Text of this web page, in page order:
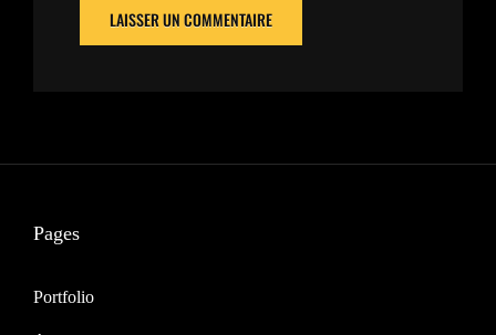
Pages
Portfolio